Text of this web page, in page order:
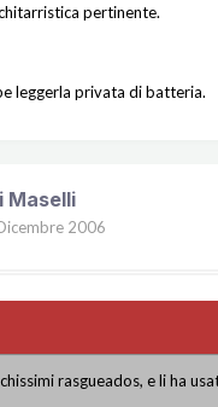
pertinente.
leggerla privata di batteria.
Maselli
2006
rasgueados, e li ha